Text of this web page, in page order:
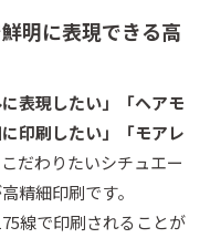
明に表現できる高
表現したい」「ヘアモ
印刷したい」「モアレ
だわりたいシチュエー
精細印刷です。
線で印刷されることが